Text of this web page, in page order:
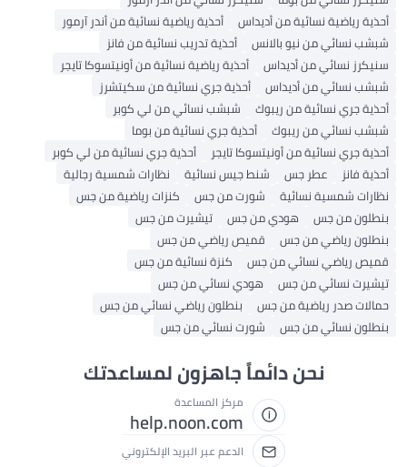
أحذية رياضية نسائية من أديداس
أحذية رياضية نسائية من أندر آرمور
شبشب نسائي من نيو بالانس
أحذية تدريب نسائية من فانز
سنيكرز نسائي من أديداس
أحذية رياضية نسائية من أونيتسوكا تايجر
شبشب نسائي من أديداس
أحذية جري نسائية من سكيتشرز
أحذية جري نسائية من ريبوك
شبشب نسائي من لي كوبر
شبشب نسائي من ريبوك
أحذية جري نسائية من بوما
أحذية جري نسائية من أونيتسوكا تايجر
أحذية جري نسائية من لي كوبر
أحذية فانز
عطر جس شنط جيس نسائية
نظارات شمسية رجالية
نظارات شمسية نسائية
شورت من جس
كنزات رياضية من جس
بنطلون من جس
هودي من جس
تيشيرت من جس
بنطلون رياضي من جس
قميص رياضي من جس
قميص رياضي نسائي من جس
كنزة نسائية من جس
تيشيرت نسائي من جس
هودي نسائي من جس
حمالات صدر رياضية من جس
بنطلون رياضي نسائي من جس
بنطلون نسائي من جس
شورت نسائي من جس
نحن دائماً جاهزون لمساعدتك
مركز المساعدة
help.noon.com
الدعم عبر البريد الإلكتروني